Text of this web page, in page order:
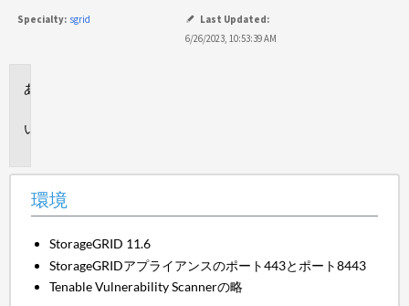
Specialty: sgrid
Last Updated:
6/26/2023, 10:53:39 AM
環境
StorageGRID 11.6
StorageGRIDアプライアンスのポート443とポート8443
Tenable Vulnerability Scannerの略